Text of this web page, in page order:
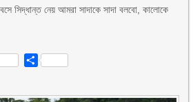
বসে সিদ্ধান্ত নেয় আমরা সাদাকে সাদা বলবো, কালোকে
Share